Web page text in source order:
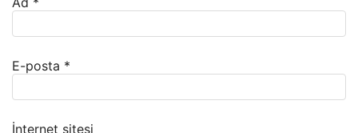
E-posta *
İnternet sitesi